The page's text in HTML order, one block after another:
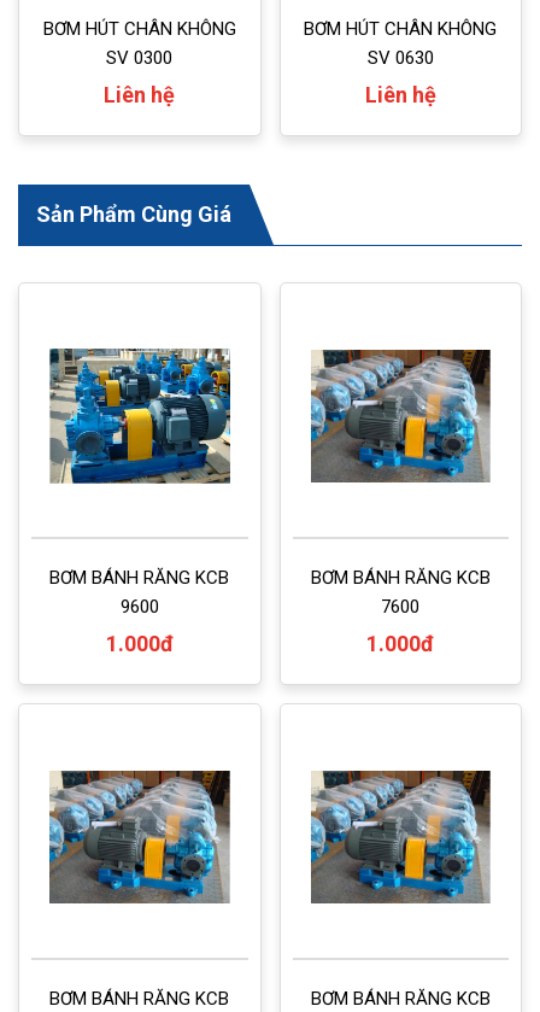
BƠM HÚT CHÂN KHÔNG
SV 0300
Liên hệ
BƠM HÚT CHÂN KHÔNG
SV 0630
Liên hệ
Sản Phẩm Cùng Giá
BƠM BÁNH RĂNG KCB
9600
1.000đ
BƠM BÁNH RĂNG KCB
7600
1.000đ
BƠM BÁNH RĂNG KCB
BƠM BÁNH RĂNG KCB